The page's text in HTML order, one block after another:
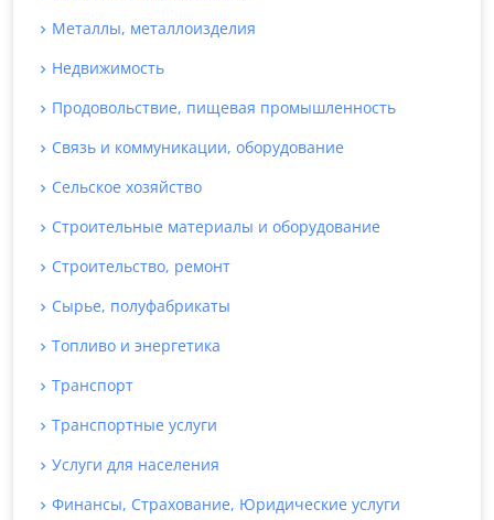
Металлы, металлоизделия
Недвижимость
Продовольствие, пищевая промышленность
Связь и коммуникации, оборудование
Сельское хозяйство
Строительные материалы и оборудование
Строительство, ремонт
Сырье, полуфабрикаты
Топливо и энергетика
Транспорт
Транспортные услуги
Услуги для населения
Финансы, Страхование, Юридические услуги